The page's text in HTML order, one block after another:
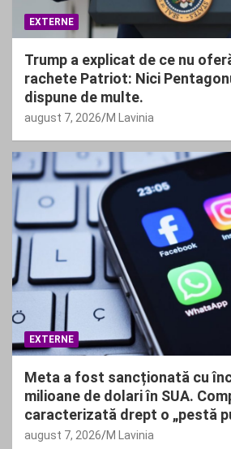
EXTERNE
Trump a explicat de ce nu
rachete Patriot: Nici
dispune de multe.
august 7, 2026 M Lavinia
EXTERNE
Meta a fost sancționată cu
milioane de dolari în SUA.
caracterizată drept o „pestă
august 7, 2026 M Lavinia